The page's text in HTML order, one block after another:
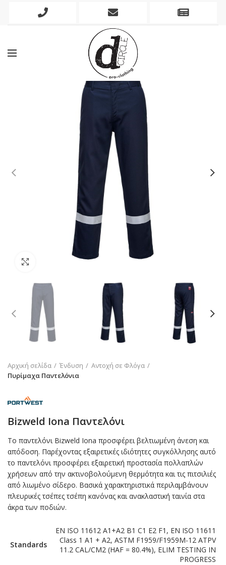
Phone
Mobile
Click to enlarge
Αρχική σελίδα Ένδυση
Αντοχή σε Φλόγα
Πυρίμαχα Παντελόνια
Bizweld Iona Παντελόνι
Το παντελόνι Bizweld Iona προσφέρει βελτιωμένη άνεση και
απόδοση. Παρέχοντας εξαιρετικές ιδιότητες συγκόλλησης αυτό
το παντελόνι προσφέρει εξαιρετική προστασία πολλαπλών
χρήσεων από την ακτινοβολούμενη θερμότητα και τις πιτσιλιές
από λιωμένο σίδερο. Βασικά χαρακτηριστικά περιλαμβάνουν
πλευρικές τσέπες τσέπη κανόνας και ανακλαστική ταινία στα
άκρα των ποδιών.
Standards
EN ISO 11612 A1+A2 B1 C1 E2 F1, EN ISO 11611
Class 1 A1 + A2, ASTM F1959/F1959M-12 ATPV
11.2 CAL/CM2 (HAF = 80.4%), ELIM TESTING IN
PROGRESS